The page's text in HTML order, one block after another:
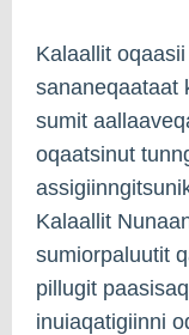
Kalaallit
sananeqaataat
sumit
oqaatsinut
Kalaallit
sumiorpaluutit
pillugit
inuiaqatigiinni